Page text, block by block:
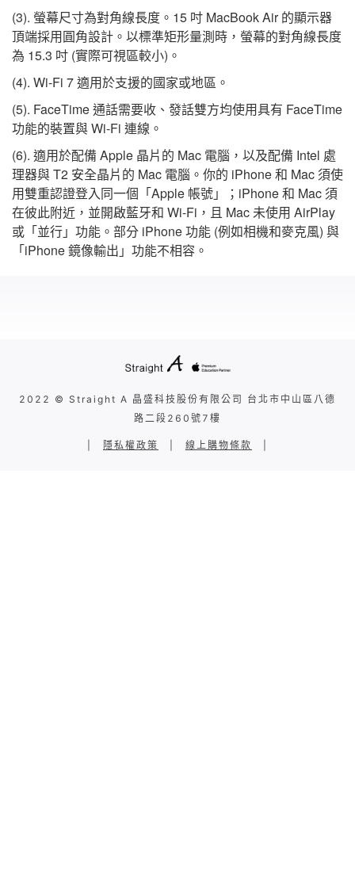
(3). 螢幕尺寸為對角線長度。15 吋 MacBook Air 的顯示器
頂端採用圓角設計。以標準矩形量測時，螢幕的對角線長度
為 15.3 吋 (實際可視區較小)。
(4). Wi‑Fi 7 適用於支援的國家或地區。
(5). FaceTime 通話需要收、發話雙方均使用具有 FaceTime
功能的裝置與 Wi-Fi 連線。
(6). 適用於配備 Apple 晶片的 Mac 電腦，以及配備 Intel 處
理器與 T2 安全晶片的 Mac 電腦。你的 iPhone 和 Mac 須使
用雙重認證登入同一個「Apple 帳號」；iPhone 和 Mac 須
在彼此附近，並開啟藍牙和 Wi-Fi，且 Mac 未使用 AirPlay
或「並行」功能。部分 iPhone 功能 (例如相機和麥克風) 與
「iPhone 鏡像輸出」功能不相容。
2022 © Straight A 晶盛科技股份有限公司 台北市中山區八德
路二段260號7樓
隱私權政策 線上購物條款